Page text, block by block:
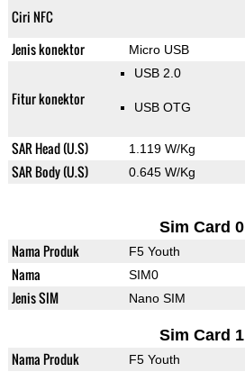
Ciri NFC
Jenis konektor Micro USB
Fitur konektor
USB 2.0
USB OTG
SAR Head (U.S) 1.119 W/Kg
SAR Body (U.S) 0.645 W/Kg
Sim Card 0
Nama Produk F5 Youth
Nama SIM0
Jenis SIM Nano SIM
Sim Card 1
Nama Produk F5 Youth